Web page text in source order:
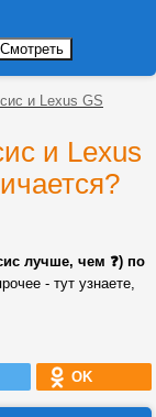
и Lexus GS
и Lexus
лучше, чем ❓) по
- тут узнаете,
OK